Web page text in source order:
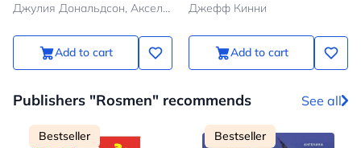
Джулия Дональдсон, Аксель Шеффлер
Add to cart
Джефф Кинни
Add to cart
Publishers "Rosmen" recommends See all
Bestseller Bestseller